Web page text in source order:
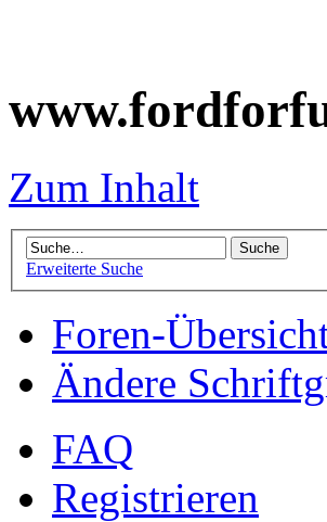
Zum Inhalt
Erweiterte Suche
Foren-
Ändere
FAQ
Registrieren